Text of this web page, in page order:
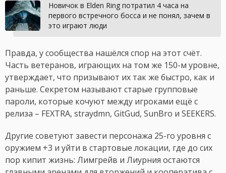
Новичок в Elden Ring потратил 4 часа на
первого встречного босса и не понял, зачем в
это играют люди
Правда, у сообщества нашёлся спор на этот счёт.
Часть ветеранов, играющих на том же 150-м уровне,
утверждает, что призывают их так же быстро, как и
раньше. Секретом называют старые групповые
пароли, которые кочуют между игроками ещё с
релиза – FEXTRA, straydmn, GitGud, SunBro и SEEKERS.
Другие советуют завести персонажа 25-го уровня с
оружием +3 и уйти в стартовые локации, где до сих
пор кипит жизнь: Лимгрейв и Лиурния остаются